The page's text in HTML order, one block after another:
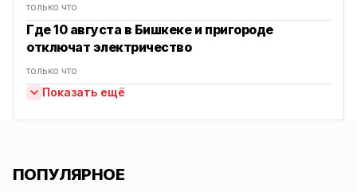
только что
Где 10 августа в Бишкеке и пригороде
отключат электричество
только что
Показать ещё
ПОПУЛЯРНОЕ